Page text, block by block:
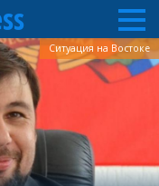
Ситуация на Востоке